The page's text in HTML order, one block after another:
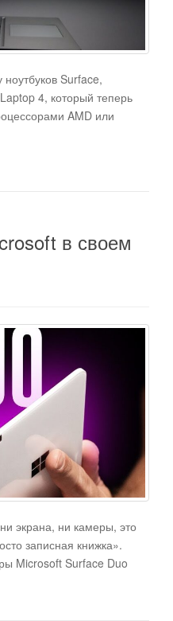
Surface,
4, который теперь
AMD или
в своем
экрана, ни камеры, это
записная книжка».
Microsoft Surface Duo